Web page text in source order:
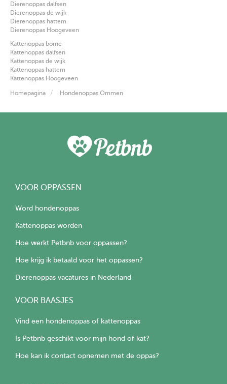
Dierenoppas dalfsen
Dierenoppas de wijk
Dierenoppas hattem
Dierenoppas Hoogeveen
Kattenoppas borne
Kattenoppas dalfsen
Kattenoppas de wijk
Kattenoppas hattem
Kattenoppas Hoogeveen
Homepagina Hondenoppas Ommen
VOOR OPPASSEN
Word hondenoppas
Kattenoppas worden
Hoe werkt Petbnb voor oppassen?
Hoe krijg ik betaald voor het oppassen?
Dierenoppas vacatures in Nederland
VOOR BAASJES
Vind een hondenoppas of kattenoppas
Is Petbnb geschikt voor mijn hond of kat?
Hoe kan ik contact opnemen met de oppas?